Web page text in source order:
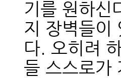
기를 원하신
지 장벽들이
다. 오히려
들 스스로가